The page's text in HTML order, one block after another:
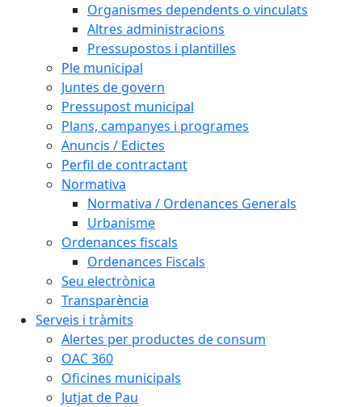
Organismes dependents o vinculats
Altres administracions
Pressupostos i plantilles
Ple municipal
Juntes de govern
Pressupost municipal
Plans, campanyes i programes
Anuncis / Edictes
Perfil de contractant
Normativa
Normativa / Ordenances Generals
Urbanisme
Ordenances fiscals
Ordenances Fiscals
Seu electrònica
Transparència
Serveis i tràmits
Alertes per productes de consum
OAC 360
Oficines municipals
Jutjat de Pau